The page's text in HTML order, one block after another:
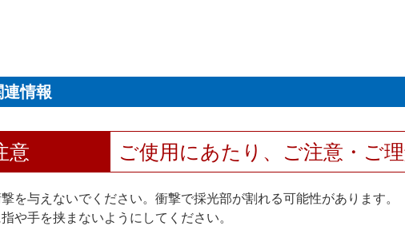
連情報
意 ご使用にあたり、ご注意・ご
を与えないでください。衝撃で採光部が割れる可能性があります。
や手を挟まないようにしてください。